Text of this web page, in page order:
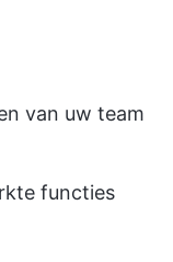
van uw team
functies